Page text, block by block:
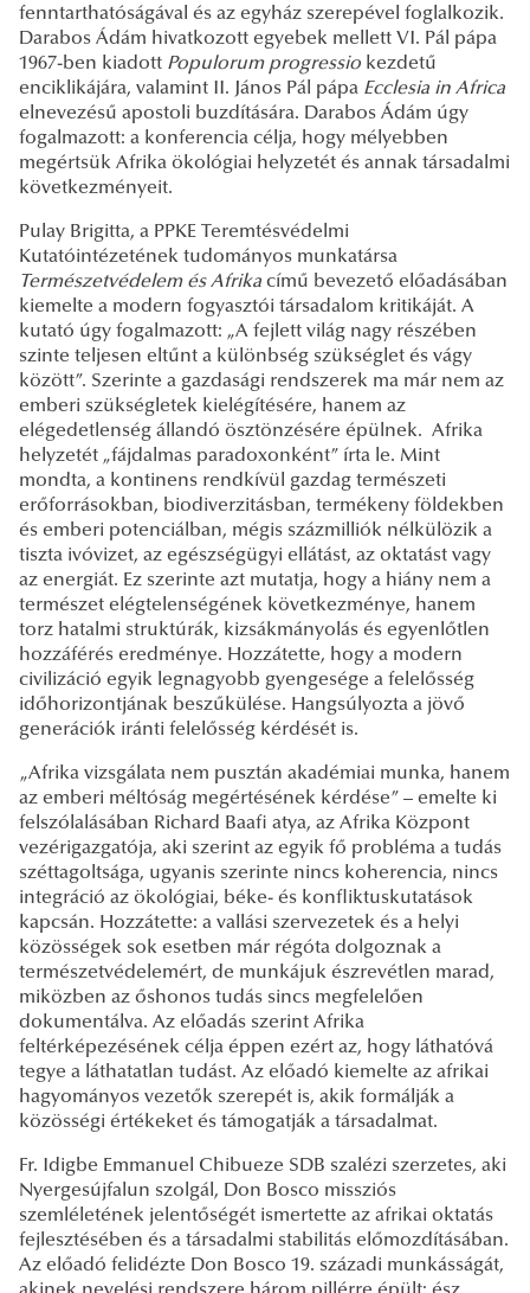
fenntarthatóságával és az egyház szerepével foglalkozik.
Darabos Ádám hivatkozott egyebek mellett VI. Pál pápa
1967-ben kiadott Populorum progressio kezdetű
enciklikájára, valamint II. János Pál pápa Ecclesia in Africa
elnevezésű apostoli buzdítására. Darabos Ádám úgy
fogalmazott: a konferencia célja, hogy mélyebben
megértsük Afrika ökológiai helyzetét és annak társadalmi
következményeit.
Pulay Brigitta, a PPKE Teremtésvédelmi
Kutatóintézetének tudományos munkatársa
Természetvédelem és Afrika című bevezető előadásában
kiemelte a modern fogyasztói társadalom kritikáját. A
kutató úgy fogalmazott: „A fejlett világ nagy részében
szinte teljesen eltűnt a különbség szükséglet és vágy
között”. Szerinte a gazdasági rendszerek ma már nem az
emberi szükségletek kielégítésére, hanem az
elégedetlenség állandó ösztönzésére épülnek. Afrika
helyzetét „fájdalmas paradoxonként” írta le. Mint
mondta, a kontinens rendkívül gazdag természeti
erőforrásokban, biodiverzitásban, termékeny földekben
és emberi potenciálban, mégis százmilliók nélkülözik a
tiszta ivóvizet, az egészségügyi ellátást, az oktatást vagy
az energiát. Ez szerinte azt mutatja, hogy a hiány nem a
természet elégtelenségének következménye, hanem
torz hatalmi struktúrák, kizsákmányolás és egyenlőtlen
hozzáférés eredménye. Hozzátette, hogy a modern
civilizáció egyik legnagyobb gyengesége a felelősség
időhorizontjának beszűkülése. Hangsúlyozta a jövő
generációk iránti felelősség kérdését is.
„Afrika vizsgálata nem pusztán akadémiai munka, hanem
az emberi méltóság megértésének kérdése” – emelte ki
felszólalásában Richard Baafi atya, az Afrika Központ
vezérigazgatója, aki szerint az egyik fő probléma a tudás
széttagoltsága, ugyanis szerinte nincs koherencia, nincs
integráció az ökológiai, béke- és konfliktuskutatások
kapcsán. Hozzátette: a vallási szervezetek és a helyi
közösségek sok esetben már régóta dolgoznak a
természetvédelemért, de munkájuk észrevétlen marad,
miközben az őshonos tudás sincs megfelelően
dokumentálva. Az előadás szerint Afrika
feltérképezésének célja éppen ezért az, hogy láthatóvá
tegye a láthatatlan tudást. Az előadó kiemelte az afrikai
hagyományos vezetők szerepét is, akik formálják a
közösségi értékeket és támogatják a társadalmat.
Fr. Idigbe Emmanuel Chibueze SDB szalézi szerzetes, aki
Nyergesújfalun szolgál, Don Bosco missziós
szemléletének jelentőségét ismertette az afrikai oktatás
fejlesztésében és a társadalmi stabilitás előmozdításában.
Az előadó felidézte Don Bosco 19. századi munkásságát,